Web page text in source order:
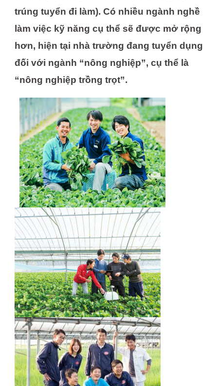
trúng tuyển đi làm). Có nhiều ngành nghề
làm việc kỹ năng cụ thể sẽ được mở rộng
hơn, hiện tại nhà trường đang tuyển dụng
đối với ngành “nông nghiệp”, cụ thể là
“nông nghiệp trồng trọt”.